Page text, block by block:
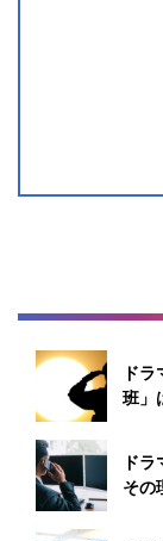
ド
班」
ド
その